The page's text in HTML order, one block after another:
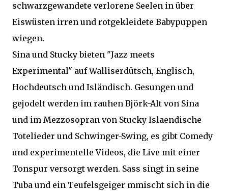
schwarzgewandete verlorene Seelen in über
Eiswüsten irren und rotgekleidete Babypuppen
wiegen.
Sina und Stucky bieten "Jazz meets
Experimental" auf Walliserdütsch, Englisch,
Hochdeutsch und Isländisch. Gesungen und
gejodelt werden im rauhen Björk-Alt von Sina
und im Mezzosopran von Stucky Islaendische
Totelieder und Schwinger-Swing, es gibt Comedy
und experimentelle Videos, die Live mit einer
Tonspur versorgt werden. Sass singt in seine
Tuba und ein Teufelsgeiger mmischt sich in die